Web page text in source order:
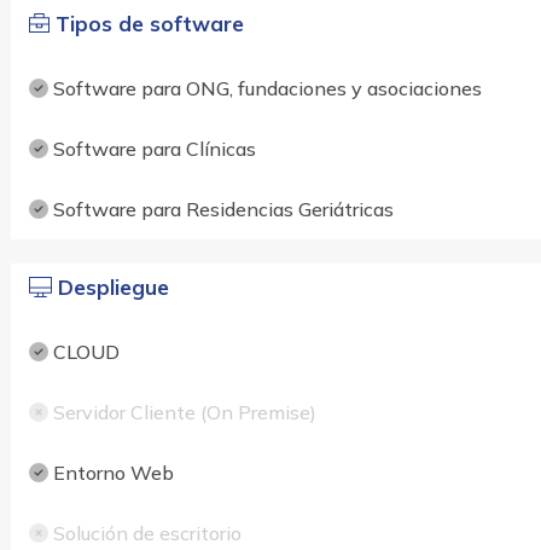
Tipos de software
Software para ONG, fundaciones y asociaciones
Software para Clínicas
Software para Residencias Geriátricas
Despliegue
CLOUD
Servidor Cliente (On Premise)
Entorno Web
Solución de escritorio